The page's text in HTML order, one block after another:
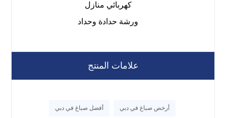
كهربائي منازل
ورشة حدادة وحداد
علامات المنتج
أرخص صباغ في دبي أفضل صباغ في دبي